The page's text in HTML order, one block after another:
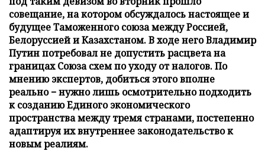
совещание, на котором обсуждалось настоящее и
будущее Таможенного союза между Россией,
Белоруссией и Казахстаном. В ходе него Владимир
Путин потребовал не допустить расцвета на
границах Союза схем по уходу от налогов. По
мнению экспертов, добиться этого вполне
реально − нужно лишь осмотрительно подходить
к созданию Единого экономического
пространства между тремя странами, постепенно
адаптируя их внутреннее законодательство к
новым реалиям.